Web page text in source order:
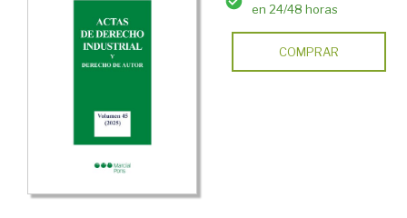
en 24/48 horas
COMPRAR